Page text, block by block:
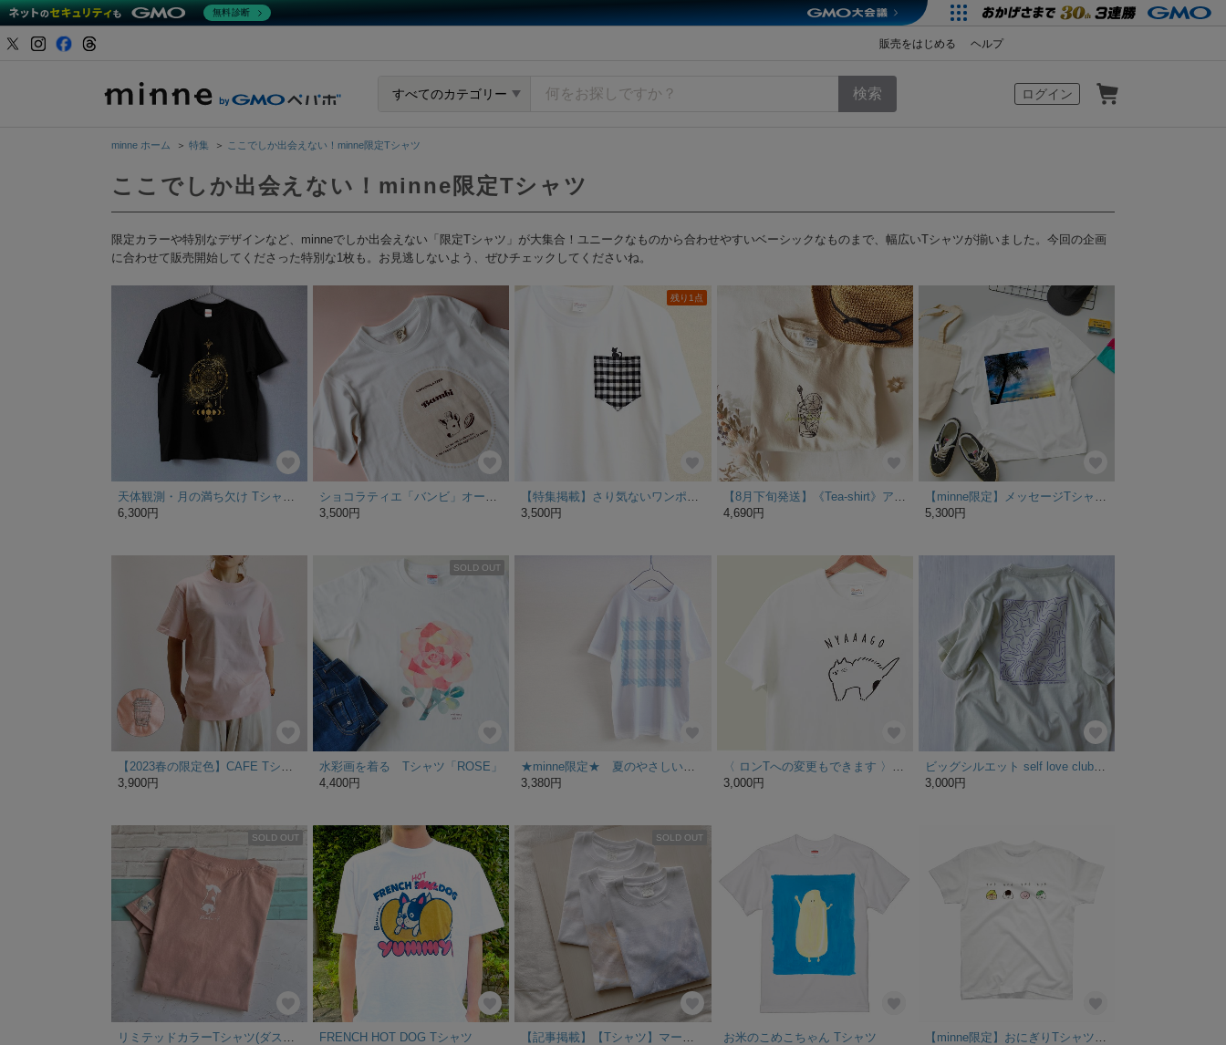
販売をはじめる ヘルプ
ログイン
すべてのカテゴリー
minne ホーム ＞ 特集 ＞ ここでしか出会えない！minne限定Tシャツ
ここでしか出会えない！minne限定Tシャツ
限定カラーや特別なデザインなど、minneでしか出会えない「限定Tシャツ」が大集合！ユニークなものから合わせやすいベーシックなものまで、幅広いTシャツが揃いました。今回の企画
に合わせて販売開始してくださった特別な1枚も。お見逃しないよう、ぜひチェックしてくださいね。
天体観測・月の満ち欠け Tシャツ ゴールド BLACK（men&women）
6,300円
ショコラティエ「バンビ」オーガニックコットンＴシャツ ◎minne限定デザイン
3,500円
残り1点
【特集掲載】さり気ないワンポイントが可愛い 黒猫ポケットinＴシャツ シンプル 白Tシャツ プレゼント 男性にも好評
3,500円
【8月下旬発送】《Tea-shirt》アイスレモンライムティーTシャツ
4,690円
【minne限定】メッセージTシャツ Proud to be me【選べる4色・メンズ/レディース/キッズサイズ対応】.
5,300円
【2023春の限定色】CAFE Tシャツ（サクラ）
3,900円
SOLD OUT
水彩画を着る Tシャツ「ROSE」
4,400円
★minne限定★ 夏のやさしい水色 ギンガムチェック Tシャツ
3,380円
〈 ロンTへの変更もできます 〉NYAAAGO Tシャツ
3,000円
ビッグシルエット self love club 半袖Tシャツ/オフグリーン
3,000円
SOLD OUT
FRENCH HOT DOG Tシャツ
SOLD OUT
お米のこめこちゃん Tシャツ
無料診断